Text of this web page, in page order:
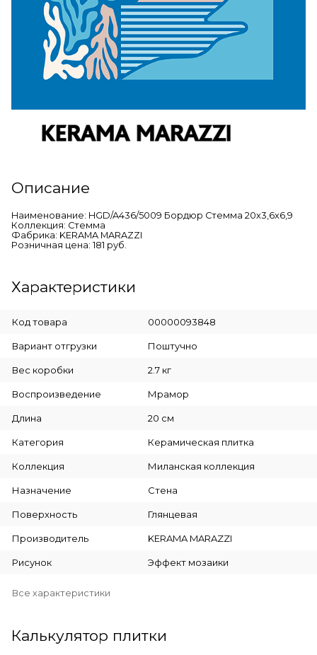
Описание
Наименование: HGD/A436/5009 Бордюр Стемма 20x3,6x6,9
Коллекция: Стемма
Фабрика: KERAMA MARAZZI
Розничная цена: 181 руб.
Характеристики
Код товара 00000093848
Вариант отгрузки Поштучно
Вес коробки 2.7 кг
Воспроизведение Мрамор
Длина 20 см
Категория Керамическая плитка
Коллекция Миланская коллекция
Назначение Стена
Поверхность Глянцевая
Производитель KERAMA MARAZZI
Рисунок Эффект мозаики
Все характеристики
Калькулятор плитки